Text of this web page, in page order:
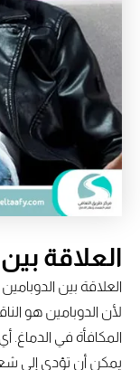
العلاقة
العلاقة بين
لأن الدوبامين هو
المكافأة في الدماغ.
يمكن أن تؤدي إلى